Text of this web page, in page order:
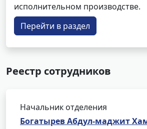
исполнительном производстве.
Перейти в раздел
Реестр сотрудников
Начальник отделения
Богатырев Абдул-маджит